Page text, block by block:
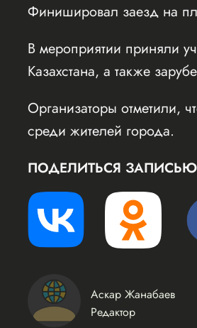
Финишировал заезд на
В мероприятии приняли
Казахстана, а также
Организаторы отметили,
среди жителей города.
ПОДЕЛИТЬСЯ ЗАПИСЬЮ
Аскар Жанабаев
Редактор